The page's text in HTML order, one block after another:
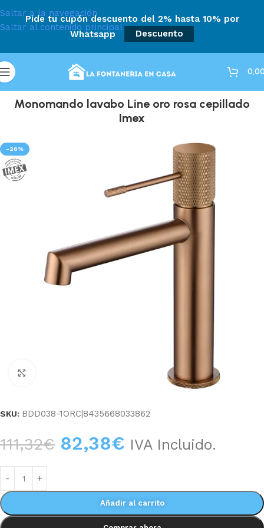
Saltar a la navegación
Saltar al contenido principal
Pide tu cupón descuento del 2% hasta 10% por
Whatsapp
Descuento
Monomando lavabo Line oro rosa cepillado
Imex
-26%
SKU: BDD038-1ORC|8435668033862
111,32€ 82,38€ IVA Incluido.
Añadir al carrito